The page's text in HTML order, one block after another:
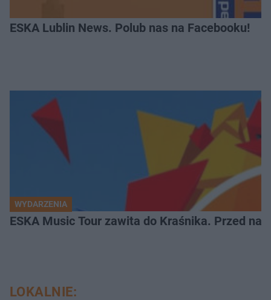
ESKA Lublin News. Polub nas na Facebooku!
WYDARZENIA
ESKA Music Tour zawita do Kraśnika. Przed
LOKALNIE: